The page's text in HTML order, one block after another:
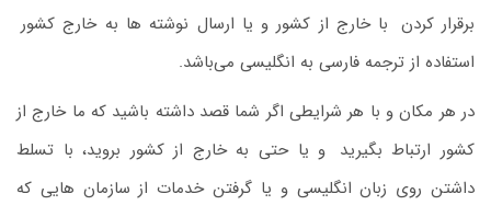
برقرار کردن با خارج از کشور و یا ارسال نوشته‌ ‌ها به خارج کشور
استفاده از ترجمه فارسی به انگلیسی می‌باشد.
در هر مکان و با هر شرایطی اگر شما قصد داشته باشید که ما خارج از
کشور ارتباط بگیرید و یا حتی به خارج از کشور بروید، با تسلط
داشتن روی زبان انگلیسی و یا گرفتن خدمات از سازمان ‌هایی که